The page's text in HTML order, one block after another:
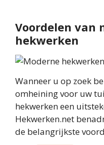
Voordelen van
hekwerken
Wanneer u op zoek
omheining voor uw
hekwerken een
Hekwerken.net
de belangrijkste